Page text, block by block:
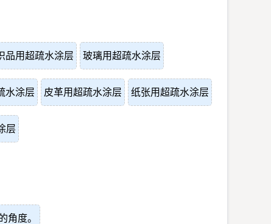
品用超疏水涂层 玻璃用超疏水涂层
水涂层 皮革用超疏水涂层 纸张用超疏水涂层
层
角度。